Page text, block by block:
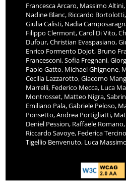
Francesca Arcaro, Massimo
Nadine Blanc, Riccardo
Giulia Calisti, Nadia
Filippo Clermont, Carol Di Vito,
Dufour, Christian Evaspasiano,
Enrico Formento Dojot, Bruno
Francesconi, Sofia Fregnani,
Paolo Gatto, Michael Ghignone,
Cecilia Lazzarotto, Giacomo
Marrelli, Federico Mecca, Luca
Montrosset, Matteo Nigra,
Emiliano Pala, Gabriele Peloso,
Ponsetto, Andrea Portigliatti,
Deniel Pession, Raffaele
Riccardo Savoye, Federica
Tigellio Benvenuto, Luca